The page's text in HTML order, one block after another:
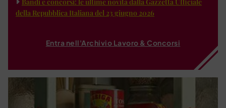
della Repubblica Italiana del 23 giugno 2026
Entra nell'Archivio Lavoro & Concorsi